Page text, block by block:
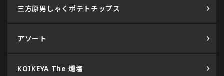
三方原男しゃくポテトチップス
アソート
KOIKEYA The 燻塩